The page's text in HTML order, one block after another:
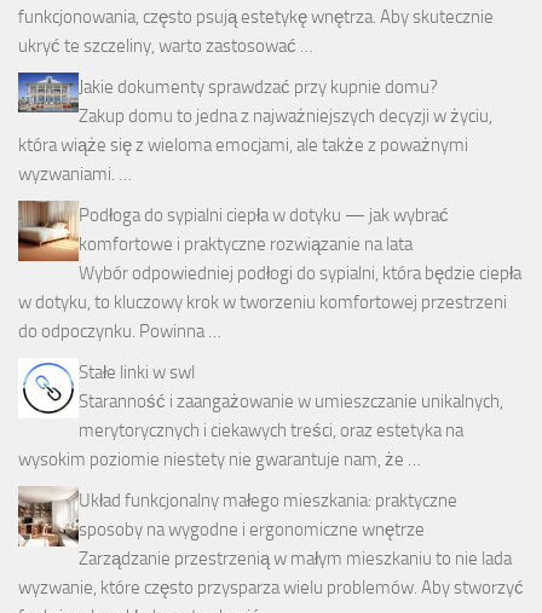
funkcjonowania, często psują estetykę wnętrza. Aby skutecznie
ukryć te szczeliny, warto zastosować …
Jakie dokumenty sprawdzać przy kupnie domu?
Zakup domu to jedna z najważniejszych decyzji w życiu,
która wiąże się z wieloma emocjami, ale także z poważnymi
wyzwaniami. …
Podłoga do sypialni ciepła w dotyku — jak wybrać
komfortowe i praktyczne rozwiązanie na lata
Wybór odpowiedniej podłogi do sypialni, która będzie ciepła
w dotyku, to kluczowy krok w tworzeniu komfortowej przestrzeni
do odpoczynku. Powinna …
Stałe linki w swl
Staranność i zaangażowanie w umieszczanie unikalnych,
merytorycznych i ciekawych treści, oraz estetyka na
wysokim poziomie niestety nie gwarantuje nam, że …
Układ funkcjonalny małego mieszkania: praktyczne
sposoby na wygodne i ergonomiczne wnętrze
Zarządzanie przestrzenią w małym mieszkaniu to nie lada
wyzwanie, które często przysparza wielu problemów. Aby stworzyć